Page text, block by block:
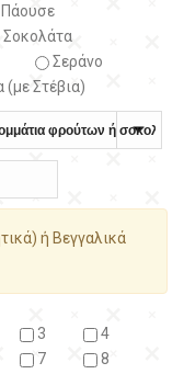
Πάουσε
Σοκολάτα
Σεράνο
Στέβια)
ή Βεγγαλικά
3
4
7
8